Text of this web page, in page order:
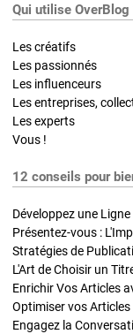
Qui utilise OverBlog
Les créatifs
Les passionnés
Les influenceurs
Les entreprises,
Les experts
Vous !
12 conseils pour
Développez une
Présentez-vous :
L'Art de Choisir un
Optimiser vos
Engagez la